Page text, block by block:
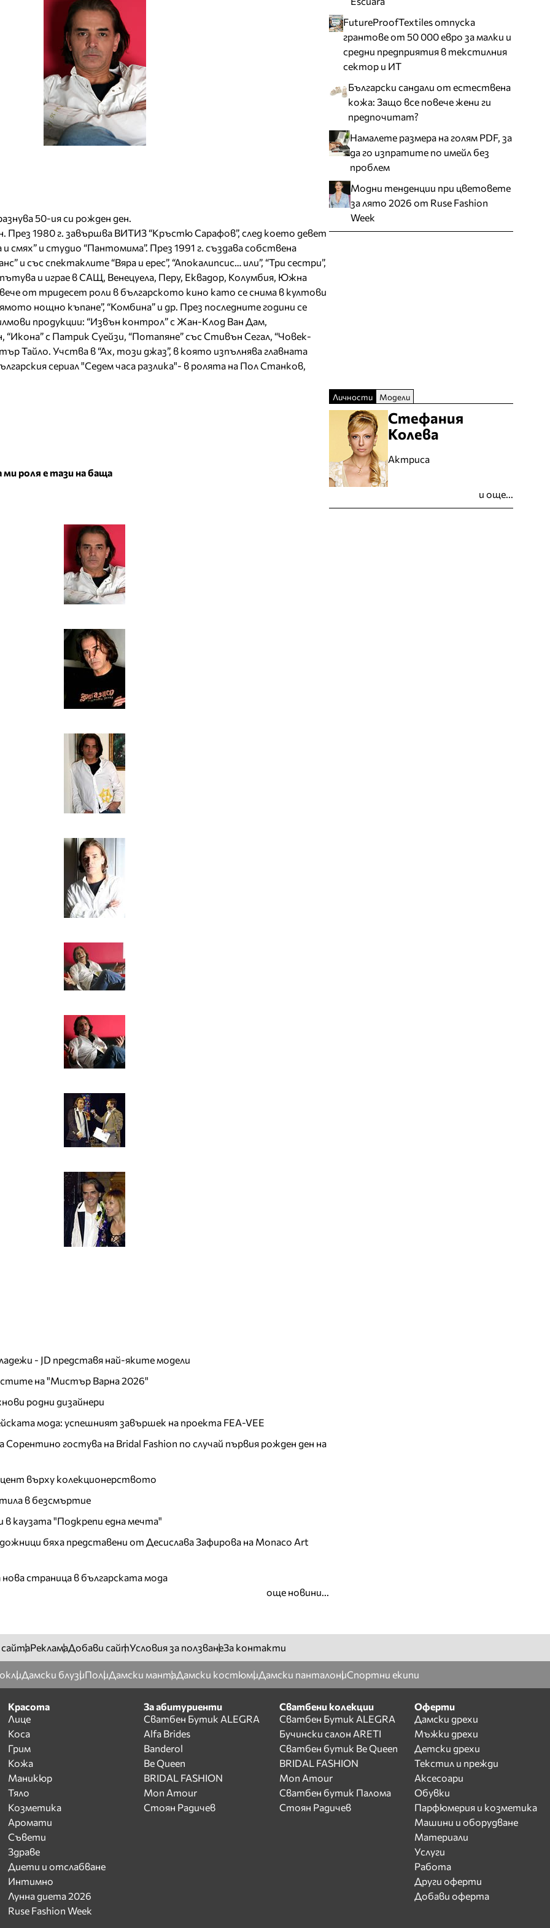
50-ия си рожден ден.
През 1980 г. завършва ВИТИЗ “Кръстю Сарафов”, след което девет
смях” и студио “Пантомима”. През 1991 г. създава собствена
и със спектаклите “Вяра и ерес”, “Апокалипсис… или”, “Три сестри”,
и играе в САЩ, Венецуела, Перу, Еквадор, Колумбия, Южна
от тридесет роли в българското кино като се снима в култови
нощно къпане”, “Комбина” и др. През последните години се
продукции: “Извън контрол” с Жан-Клод Ван Дам,
“Икона” с Патрик Суейзи, “Потапяне” със Стивън Сегал, “Човек-
Тайло. Учства в “Ах, този джаз”, в която изпълнява главната
сериал "Седем часа разлика"- в ролята на Пол Станков,
роля е тази на баща
- JD представя най-яките модели
на "Мистър Варна 2026"
родни дизайнери
мода: успешният завършек на проекта FEA-VEE
гостува на Bridal Fashion по случай първия рожден ден на
върху колекционерството
в безсмъртие
в каузата "Подкрепи една мечта"
бяха представени от Десислава Зафирова на Monaco Art
страница в българската мода
още новини...
FutureProofTextiles отпуска
грантове от 50 000 евро за малки и
средни предприятия в текстилния
сектор и ИТ
Български сандали от естествена
кожа: Защо все повече жени ги
предпочитат?
Намалете размера на голям PDF, за
да го изпратите по имейл без
проблем
Модни тенденции при цветовете
за лято 2026 от Ruse Fashion
Week
Личности Модели
Стефания
Колева
Актриса
и още...
сайтаРекламаДобави сайтУсловия за ползванеЗа контакти
Дамски блузиПолиДамски мантаДамски костюмиДамски панталониСпортни екипи
Красота
Лице
Коса
Грим
Кожа
Маникюр
Тяло
Козметика
Аромати
Съвети
Здраве
Диети и отслабване
Интимно
Лунна диета 2026
Ruse Fashion Week
За абитуриенти
Сватбен Бутик ALEGRA
Alfa Brides
Banderol
Be Queen
BRIDAL FASHION
Mon Amour
Стоян Радичев
Сватбени колекции
Сватбен Бутик ALEGRA
Бучински салон ARETI
Сватбен бутик Be Queen
BRIDAL FASHION
Mon Amour
Сватбен бутик Палома
Стоян Радичев
Оферти
Дамски дрехи
Мъжки дрехи
Детски дрехи
Текстил и прежди
Аксесоари
Обувки
Парфюмерия и козметика
Машини и оборудване
Материали
Услуги
Работа
Други оферти
Добави оферта